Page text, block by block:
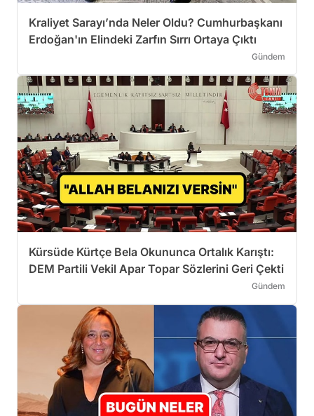
Kraliyet Sarayı’nda Neler Oldu? Cumhurbaşkanı
Erdoğan'ın Elindeki Zarfın Sırrı Ortaya Çıktı
Gündem
Kürsüde Kürtçe Bela Okununca Ortalık Karıştı:
DEM Partili Vekil Apar Topar Sözlerini Geri Çekti
Gündem